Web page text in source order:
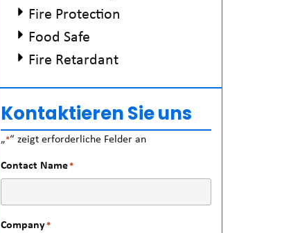
Fire Protection
Food Safe
Fire Retardant
Kontaktieren Sie uns
„*“ zeigt erforderliche Felder an
Contact Name*
Company*